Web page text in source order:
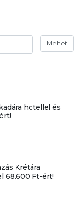
Mehet
hotellel és
Krétára
68.600 Ft-ért!